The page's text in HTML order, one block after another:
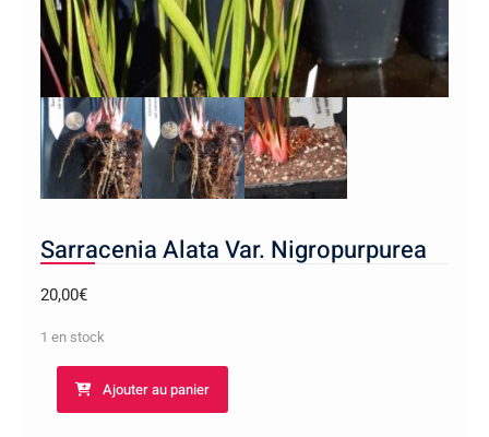
Sarracenia Alata Var. Nigropurpurea
20,00€
1 en stock
quantité
Ajouter au panier